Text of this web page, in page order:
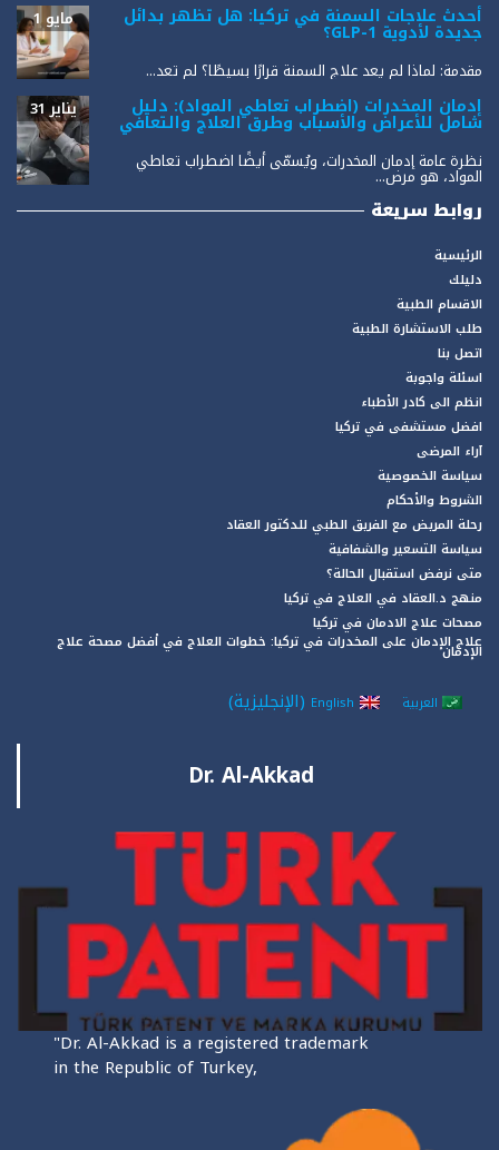
أحدث علاجات السمنة في تركيا: هل تظهر بدائل
جديدة لأدوية GLP-1؟
مايو 1
مقدمة: لماذا لم يعد علاج السمنة قرارًا بسيطًا؟ لم تعد...
إدمان المخدرات (اضطراب تعاطي المواد): دليل
شامل للأعراض والأسباب وطرق العلاج والتعافي
يناير 31
نظرة عامة إدمان المخدرات، ويُسمّى أيضًا اضطراب تعاطي
المواد، هو مرض...
روابط سريعة
الرئيسية
دليلك
الاقسام الطبية
طلب الاستشارة الطبية
اتصل بنا
اسئلة واجوبة
انظم الى كادر الأطباء
افضل مستشفى في تركيا
آراء المرضى
سياسة الخصوصية
الشروط والأحكام
رحلة المريض مع الفريق الطبي للدكتور العقاد
سياسة التسعير والشفافية
متى نرفض استقبال الحالة؟
منهج د.العقاد في العلاج في تركيا
مصحات علاج الادمان في تركيا
علاج الإدمان على المخدرات في تركيا: خطوات العلاج في أفضل مصحة علاج
الإدمان
العربية English
(الإنجليزية)
Dr. Al-Akkad
"Dr. Al-Akkad is a registered trademark
in the Republic of Turkey,